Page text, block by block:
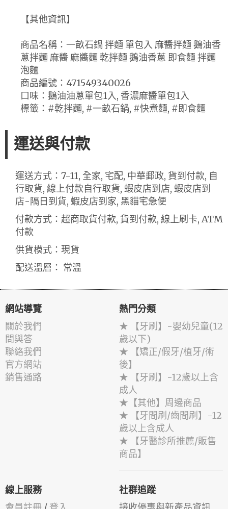
【其他資訊】
商品名稱：一畝石鍋 拌麵 單包入 麻醬拌麵 鵝油香
蔥拌麵 麻醬 麻醬麵 乾拌麵 鵝油香蔥 即食麵 拌麵
泡麵
商品編號：471549340026
口味：鵝油油蔥單包1入, 香濃麻醬單包1入
標籤：#乾拌麵, #一畝石鍋, #快煮麵, #即食麵
運送與付款
運送方式：7-11, 全家, 宅配, 中華郵政, 貨到付款, 自
行取貨, 線上付款自行取貨, 蝦皮店到店, 蝦皮店到
店-隔日到貨, 蝦皮店到家, 黑貓宅急便
付款方式：超商取貨付款, 貨到付款, 線上刷卡, ATM
付款
供貨模式：現貨
配送溫層： 常溫
網站導覽
關於我們
問與答
聯絡我們
官方網站
銷售通路
熱門分類
★ 【牙刷】-嬰幼兒童(12
歲以下)
★ 【矯正/假牙/植牙/術
後】
★ 【牙刷】-12歲以上含
成人
★【其他】周邊商品
★ 【牙間刷/齒間刷】-12
歲以上含成人
★ 【牙醫診所推薦/販售
商品】
線上服務 社群追蹤